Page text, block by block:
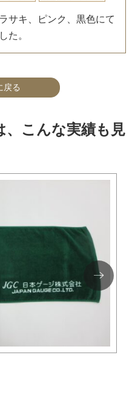
サキ、ピンク、黒色にて
た。
戻る
、こんな実績も見